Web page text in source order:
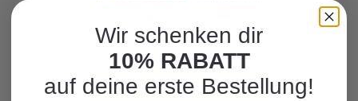
Hier finden Sie viele weitere Produkte
zum Motto.
WEITERE PRODUKTE
Wir schenken dir
10% RABATT
auf deine erste Bestellung!